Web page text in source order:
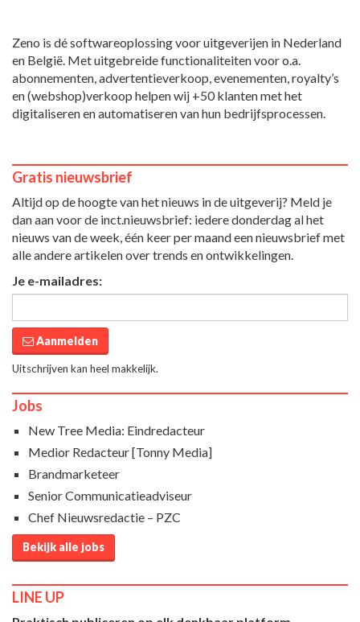
Zeno is dé softwareoplossing voor uitgeverijen in Nederland
en België. Met uitgebreide functionaliteiten voor o.a.
abonnementen, advertentieverkoop, evenementen, royalty’s
en (webshop)verkoop helpen wij +50 klanten met het
digitaliseren en automatiseren van hun bedrijfsprocessen.
Gratis nieuwsbrief
Altijd op de hoogte van het nieuws in de uitgeverij? Meld je
dan aan voor de inct.nieuwsbrief: iedere donderdag al het
nieuws van de week, één keer per maand een nieuwsbrief met
alle andere artikelen over trends en ontwikkelingen.
Je e-mailadres:
Aanmelden
Uitschrijven kan heel makkelijk.
Jobs
New Tree Media: Eindredacteur
Medior Redacteur [Tonny Media]
Brandmarketeer
Senior Communicatieadviseur
Chef Nieuwsredactie – PZC
Bekijk alle jobs
LINE UP